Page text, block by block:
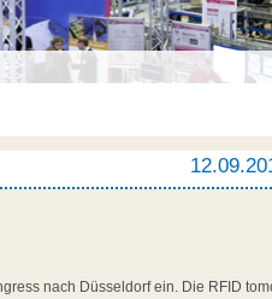
nach Düsseldorf ein. Die RFID